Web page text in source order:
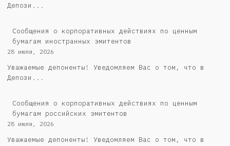
Депози...
Сообщения о корпоративных действиях по ценным
бумагам иностранных эмитентов
28 июля, 2026
Уважаемые депоненты! Уведомляем Вас о том, что в
Депози...
Cообщения о корпоративных действиях по ценным
бумагам российских эмитентов
28 июля, 2026
Уважаемые депоненты! Уведомляем Вас о том, что в